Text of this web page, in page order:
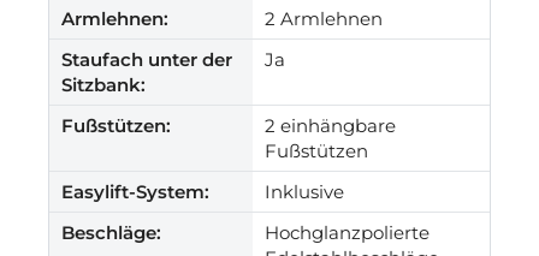
Armlehnen:
2 Armlehnen
Staufach unter der
Sitzbank:
Ja
Fußstützen:
2 einhängbare
Fußstützen
Easylift-System:
Inklusive
Beschläge:
Hochglanzpolierte